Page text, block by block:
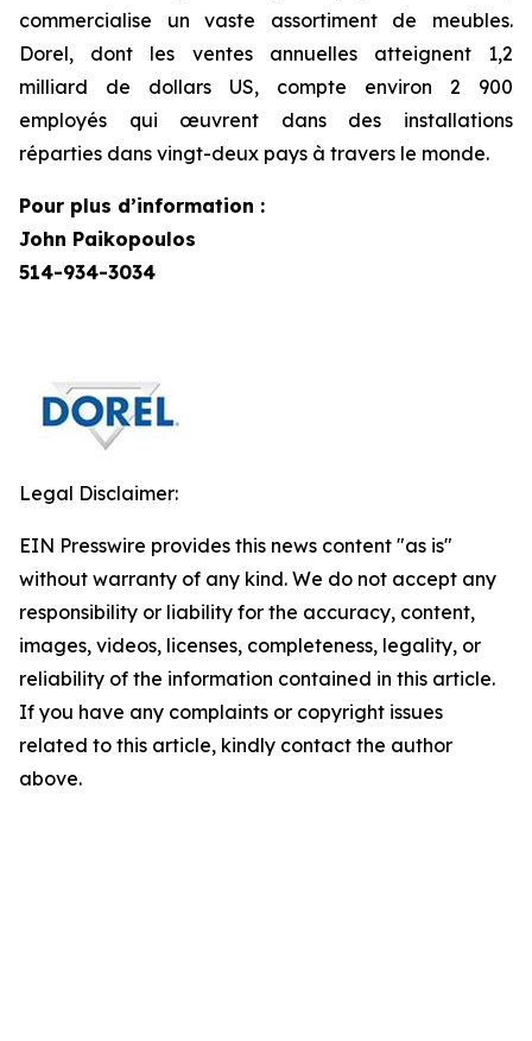
commercialise un vaste assortiment de meubles.
Dorel, dont les ventes annuelles atteignent 1,2
milliard de dollars US, compte environ 2 900
employés qui œuvrent dans des installations
réparties dans vingt-deux pays à travers le monde.
Pour plus d’information :
John Paikopoulos
514-934-3034
Legal Disclaimer:
EIN Presswire provides this news content "as is"
without warranty of any kind. We do not accept any
responsibility or liability for the accuracy, content,
images, videos, licenses, completeness, legality, or
reliability of the information contained in this article.
If you have any complaints or copyright issues
related to this article, kindly contact the author
above.